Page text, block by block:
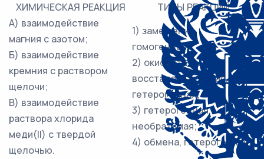
ХИМИЧЕСКАЯ РЕАКЦИЯ
ТИПЫ РЕАКЦИЙ
А) взаимодействие
магния с азотом;
Б) взаимодействие
кремния с раствором
щелочи;
В) взаимодействие
раствора хлорида
меди(II) с твердой
щелочью.
1) замещения,
гомогенная;
2) окислительно-
восстановительная,
гетерогенная;
3) гетерогенная,
необратимая;
4) обмена, гетерогенная.